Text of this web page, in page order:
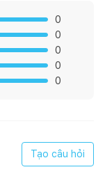
0
0
0
0
0
Tạo câu hỏi